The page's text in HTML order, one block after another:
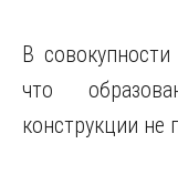
В
что
конструкции не